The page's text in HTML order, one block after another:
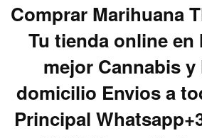
Comprar Marihuana
Tu tienda online en
mejor Cannabis y
domicilio Envios a
Principal